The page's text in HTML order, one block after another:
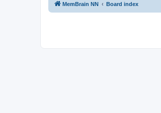
MemBrain NN Board index